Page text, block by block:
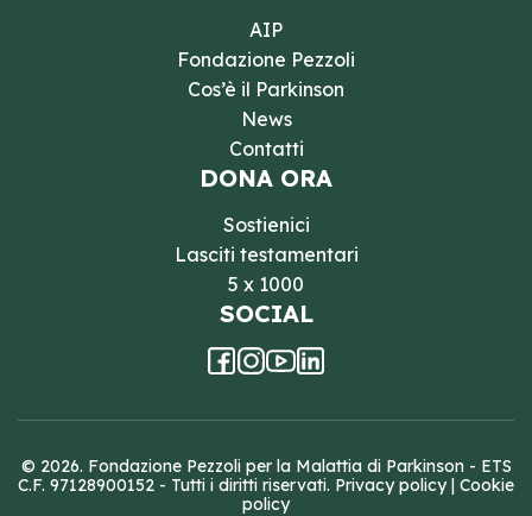
AIP
Fondazione Pezzoli
Cos’è il Parkinson
News
Contatti
DONA ORA
Sostienici
Lasciti testamentari
5 x 1000
SOCIAL
© 2026. Fondazione Pezzoli per la Malattia di Parkinson - ETS
C.F. 97128900152 - Tutti i diritti riservati. Privacy policy| Cookie
policy